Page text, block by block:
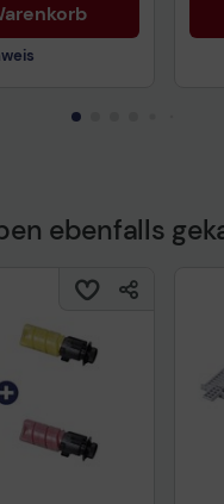
ebenfalls